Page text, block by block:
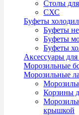
Столы
СХС
Буфеты
Буфеты
Буфеты
Буфеты
Аксессуары
Морозильные
Морозильные
Корзины
крышкой